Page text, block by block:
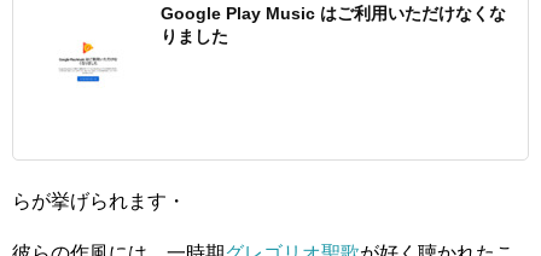
Google Play Music はご利用いただけなくな
りました
らが挙げられます・